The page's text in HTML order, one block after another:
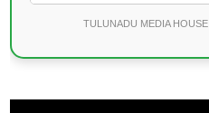
TULUNADU MEDIA HOUSE